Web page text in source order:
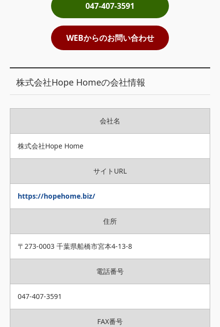
掲載受付窓口はこちら
047-407-3591
WEBからのお問い合わせ
株式会社Hope Homeの会社情報
会社名
株式会社Hope Home
サイトURL
https://hopehome.biz/
住所
〒273-0003 千葉県船橋市宮本4-13-8
電話番号
047-407-3591
FAX番号